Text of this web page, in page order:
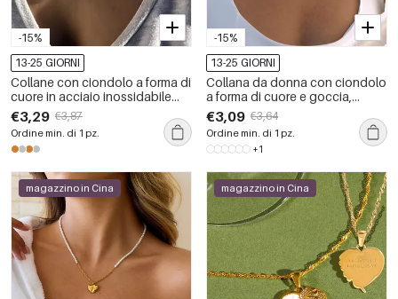
-15%
13-25 GIORNI
Collane con ciondolo a forma di
cuore in acciaio inossidabile
impermeabile color oro della
serie Simple
€3,29 €3,87
Ordine min. di 1 pz.
-15%
13-25 GIORNI
Collana da donna con ciondolo
a forma di cuore e goccia,
semplice, in acciaio inossidabile
color oro impermeabile con
zirconi.
€3,09 €3,64
Ordine min. di 1 pz.
+1
magazzino in Cina magazzino in Cina